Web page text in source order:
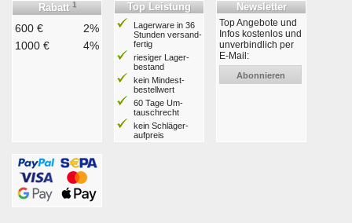
Rabatt 1
600 €
2%
1000 €
4%
Top Leistung
Lagerware in 36
Stunden ver­sand­
fertig
riesiger Lager­
bestand
kein Mindest­
bestell­wert
60 Tage Um­
tausch­recht
kein Schläger­
aufpreis
Newsletter
Top Angebote und
Infos kostenlos und
unverbindlich per
E-Mail:
Abonnieren